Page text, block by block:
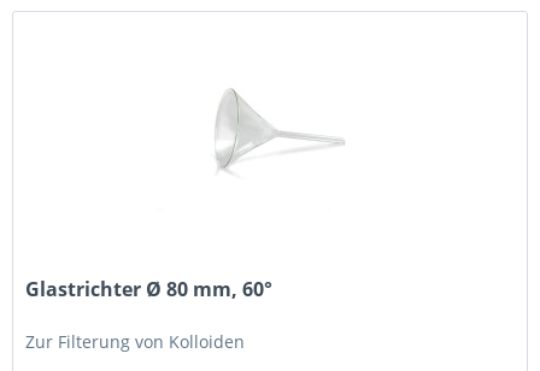
Glastrichter Ø 80 mm, 60°
Zur Filterung von Kolloiden